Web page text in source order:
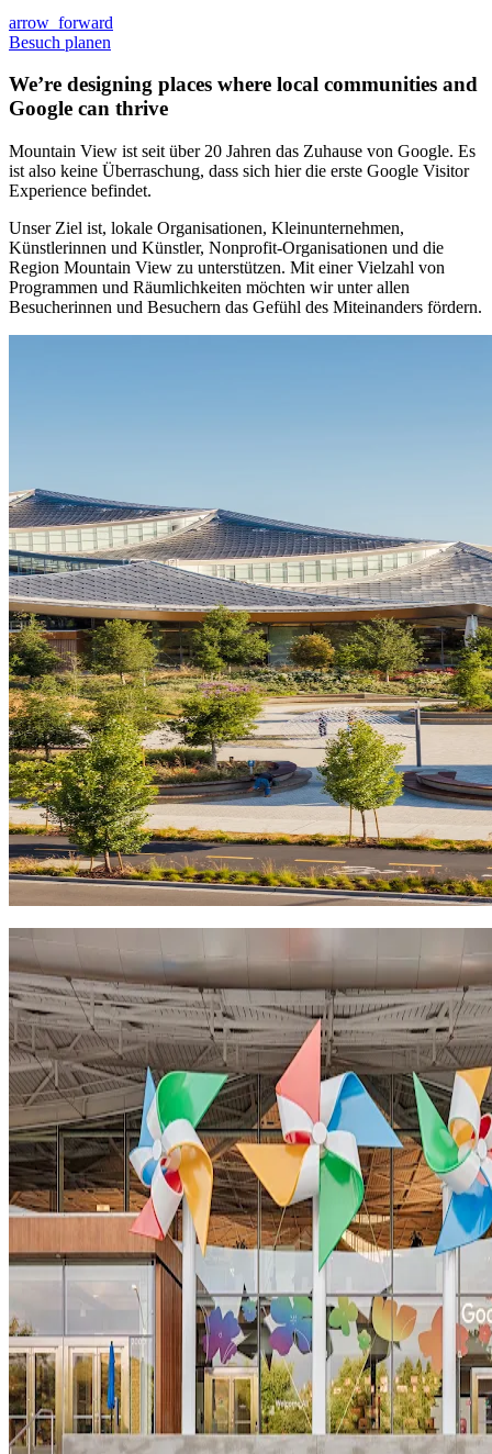
arrow_forward
Besuch planen
We’re designing places where local communities and
Google can thrive
Mountain View ist seit über 20 Jahren das Zuhause von Google. Es
ist also keine Überraschung, dass sich hier die erste Google Visitor
Experience befindet.
Unser Ziel ist, lokale Organisationen, Kleinunternehmen,
Künstlerinnen und Künstler, Nonprofit-Organisationen und die
Region Mountain View zu unterstützen. Mit einer Vielzahl von
Programmen und Räumlichkeiten möchten wir unter allen
Besucherinnen und Besuchern das Gefühl des Miteinanders fördern.